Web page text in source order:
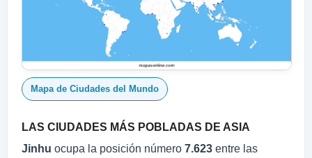
Mapa de Ciudades del Mundo
LAS CIUDADES MÁS POBLADAS DE ASIA
Jinhu ocupa la posición número 7.623 entre las